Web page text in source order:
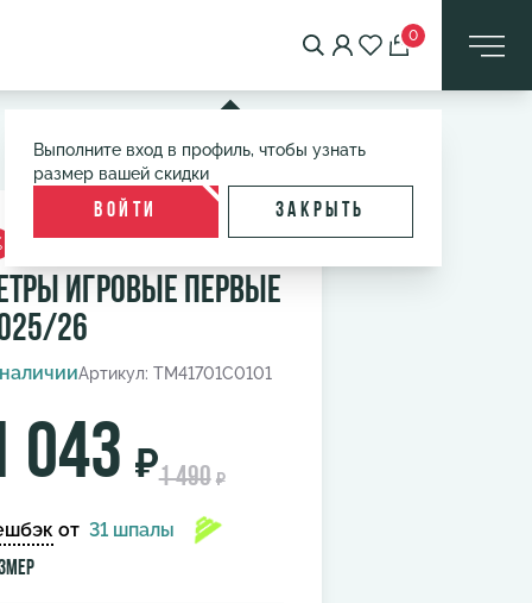
Выполните вход в профиль, чтобы узнать
размер вашей скидки
Войти Закрыть
0
игровые первые
26
Артикул: TM41701C0101
043 ₽1 490 ₽
от 31 шпалы